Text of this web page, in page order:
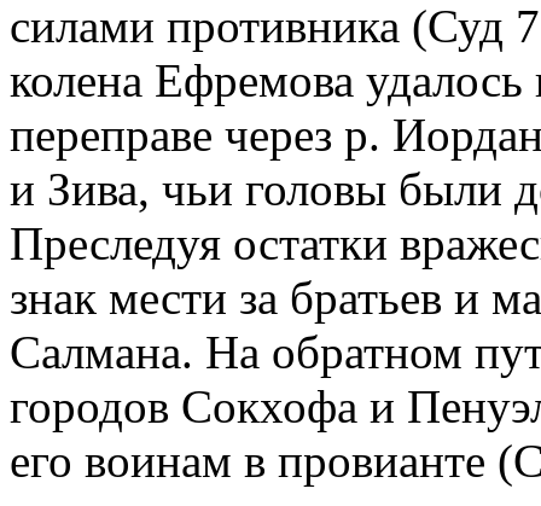
силами противника
колена Ефремова
переправе через р.
и Зива, чьи головы были
Преследуя остатки
знак мести за братьев и
Салмана. На обратном
городов Сокхофа и
его воинам в провианте